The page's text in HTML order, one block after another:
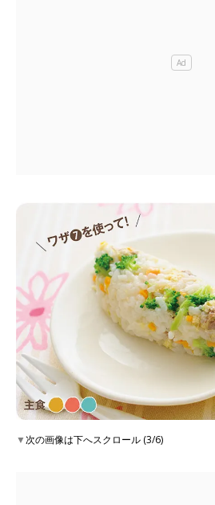
▼次の画像は下へスクロール (3/6)